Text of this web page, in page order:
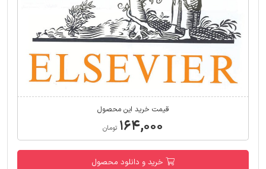
قیمت خرید این محصول
۱۶۴,۰۰۰ تومان
خرید و دانلود محصول